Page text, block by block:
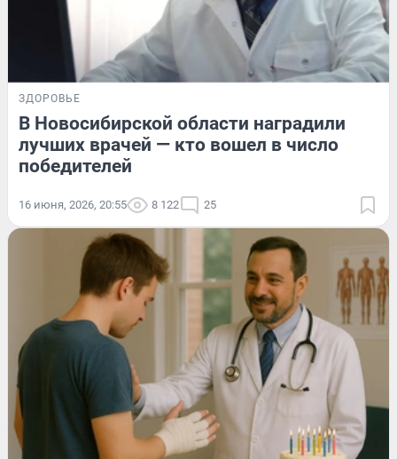
ЗДОРОВЬЕ
В Новосибирской области наградили
лучших врачей — кто вошел в число
победителей
16 июня, 2026, 20:55 8 122 25